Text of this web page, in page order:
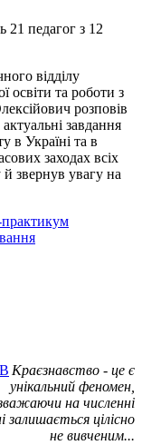
21 педагог з 12
відділу
освіти та роботи з
розповів
завдання
в Україні та в
заходах всіх
й звернув увагу на
практикум
Краєзнавство - це є
унікальний феномен,
на численні
залишається цілісно
не вивченим...